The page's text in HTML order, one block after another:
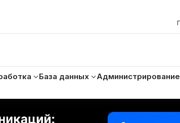
База данных Администрирование